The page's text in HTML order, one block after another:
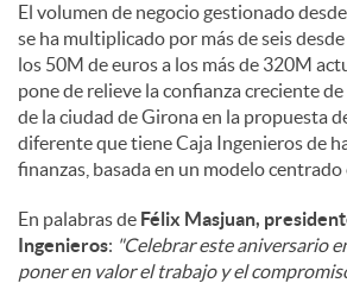
El volumen de negocio gestionado
se ha multiplicado por más de seis
los 50M de euros a los más de 320M
pone de relieve la confianza creciente
de la ciudad de Girona en la propuesta
diferente que tiene Caja Ingenieros de
finanzas, basada en un modelo centrado
En palabras de Félix Masjuan,
Ingenieros: "Celebrar este aniversario
poner en valor el trabajo y el